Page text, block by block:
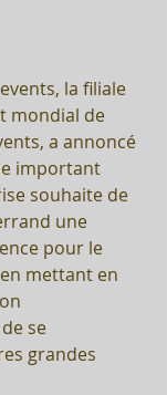
la filiale
mondial de
a annoncé
important
souhaite de
une
pour le
mettant en
se
grandes